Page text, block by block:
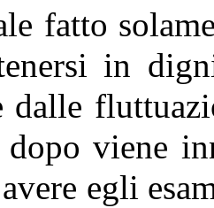
fatto
in
dalle
viene
egli